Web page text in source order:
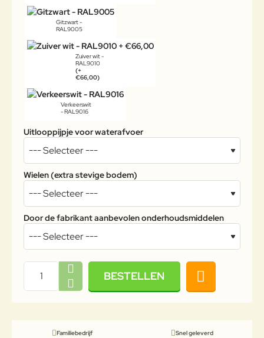
Gitzwart -
RAL9005
Zuiver wit -
RAL9010
(+
€66,00)
Verkeerswit
- RAL9016
Uitlooppijpje voor waterafvoer
Wielen (extra stevige bodem)
Door de fabrikant aanbevolen onderhoudsmiddelen
BESTELLEN
Familiebedrijf
Snel geleverd